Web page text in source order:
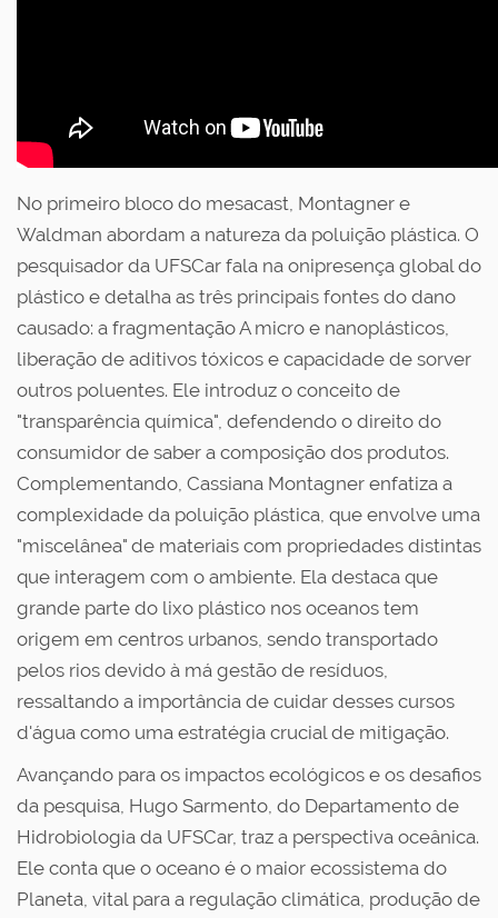
No primeiro bloco do mesacast, Montagner e
Waldman abordam a natureza da poluição plástica. O
pesquisador da UFSCar fala na onipresença global do
plástico e detalha as três principais fontes do dano
causado: a fragmentação A micro e nanoplásticos,
liberação de aditivos tóxicos e capacidade de sorver
outros poluentes. Ele introduz o conceito de
"transparência química", defendendo o direito do
consumidor de saber a composição dos produtos.
Complementando, Cassiana Montagner enfatiza a
complexidade da poluição plástica, que envolve uma
"miscelânea" de materiais com propriedades distintas
que interagem com o ambiente. Ela destaca que
grande parte do lixo plástico nos oceanos tem
origem em centros urbanos, sendo transportado
pelos rios devido à má gestão de resíduos,
ressaltando a importância de cuidar desses cursos
d'água como uma estratégia crucial de mitigação.
Avançando para os impactos ecológicos e os desafios
da pesquisa, Hugo Sarmento, do Departamento de
Hidrobiologia da UFSCar, traz a perspectiva oceânica.
Ele conta que o oceano é o maior ecossistema do
Planeta, vital para a regulação climática, produção de